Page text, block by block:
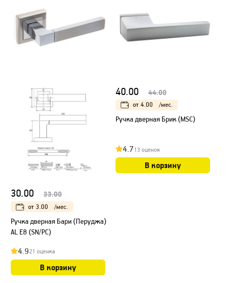
30.00 33.00
от 3.00 /мес.
Ручка дверная Бари (Перуджа)
AL E8 (SN/PC)
4.921 оценка
В корзину
40.00 44.00
от 4.00 /мес.
Ручка дверная Брик (MSC)
4.713 оценок
В корзину